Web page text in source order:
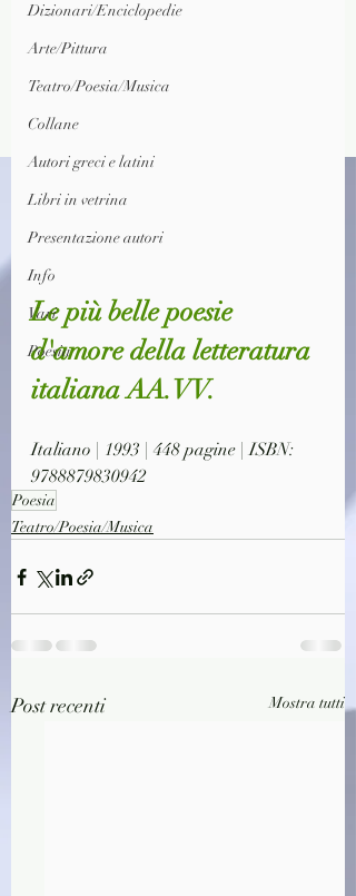
Dizionari/Enciclopedie
Arte/Pittura
Teatro/Poesia/Musica
Collane
Autori greci e latini
Libri in vetrina
Presentazione autori
Info
Vari
Poesia
Le più belle poesie
d'amore della letteratura
italiana AA.VV.
Italiano | 1993 | 448 pagine | ISBN:
9788879830942
Poesia
Teatro/Poesia/Musica
Post recenti Mostra tutti